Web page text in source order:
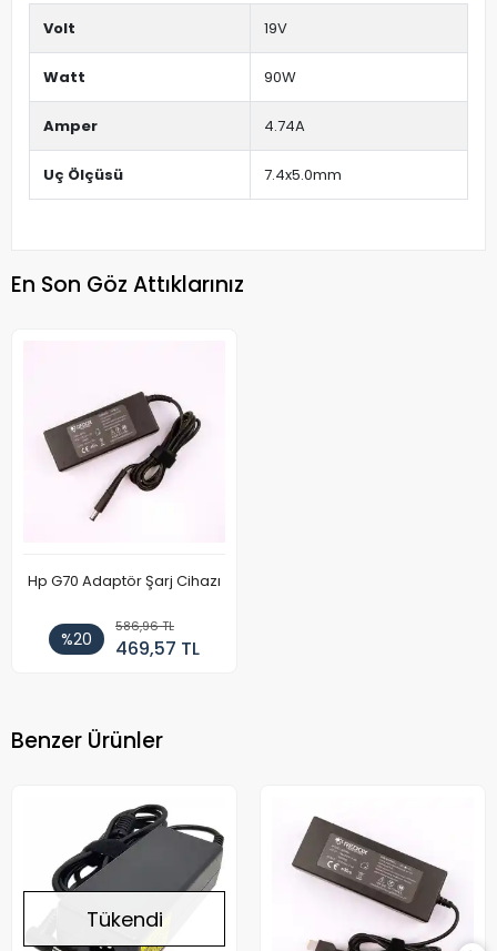
Volt 19V
Watt 90W
Amper 4.74A
Uç Ölçüsü 7.4x5.0mm
En Son Göz Attıklarınız
Hp G70 Adaptör Şarj Cihazı
%20
586,96 TL
469,57 TL
Benzer Ürünler
Tükendi